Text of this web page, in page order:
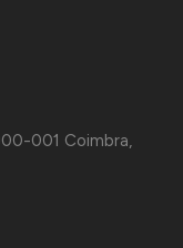
001 Coimbra,